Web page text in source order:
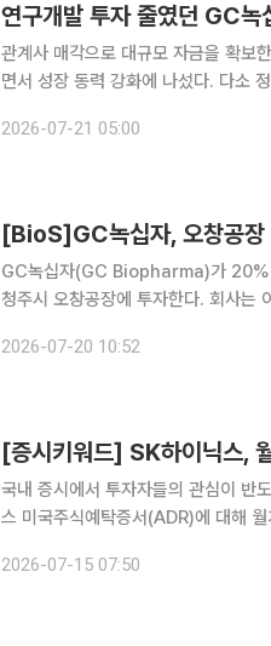
연구개발 투자 줄였던 GC녹
관계사 매각으로 대규모 자금을 확보
면서 성장 동력 강화에 나섰다. 다소
이오 업계에 따르면 녹십자는 지난 5
2026-07-21 05:00
[BioS]GC녹십자, 오창공
GC녹십자(GC Biopharma)가 20%
청주시 오창공장에 투자한다. 회사
로불린제제(IVIG)인 ‘알리글로
2026-07-20 10:52
국내 증시에서 투자자들의 관심이 반
스 미국주식예탁증서(ADR)에 대해
2026-07-15 07:50